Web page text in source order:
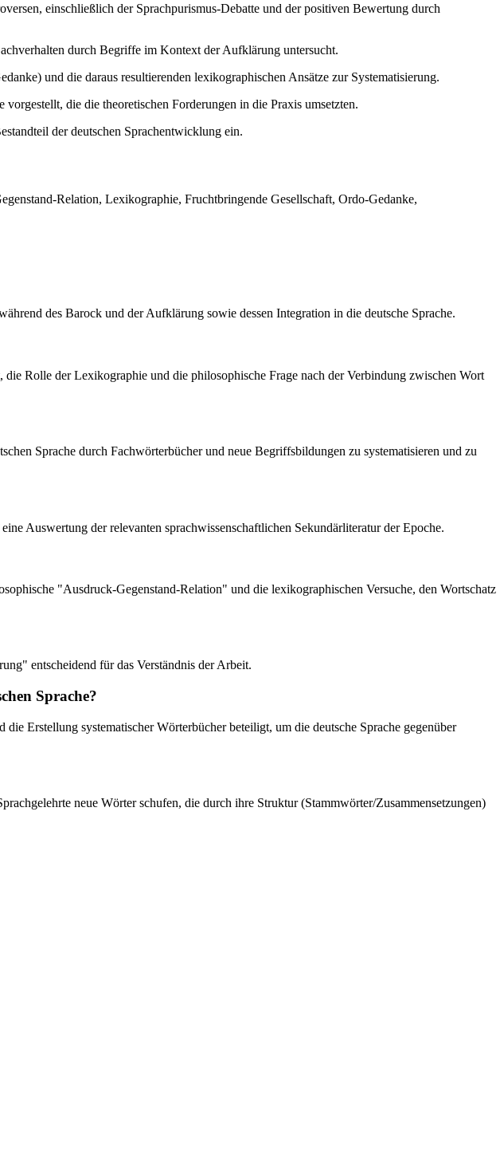
einschließlich der Sprachpurismus-Debatte und der positiven Bewertung durch
durch Begriffe im Kontext der Aufklärung untersucht.
und die daraus resultierenden lexikographischen Ansätze zur Systematisierung.
die die theoretischen Forderungen in die Praxis umsetzten.
der deutschen Sprachentwicklung ein.
Relation, Lexikographie, Fruchtbringende Gesellschaft, Ordo-Gedanke,
des Barock und der Aufklärung sowie dessen Integration in die deutsche Sprache.
Rolle der Lexikographie und die philosophische Frage nach der Verbindung zwischen Wort
Sprache durch Fachwörterbücher und neue Begriffsbildungen zu systematisieren und zu
Auswertung der relevanten sprachwissenschaftlichen Sekundärliteratur der Epoche.
"Ausdruck-Gegenstand-Relation" und die lexikographischen Versuche, den Wortschatz
entscheidend für das Verständnis der Arbeit.
Sprache?
Erstellung systematischer Wörterbücher beteiligt, um die deutsche Sprache gegenüber
neue Wörter schufen, die durch ihre Struktur (Stammwörter/Zusammensetzungen)